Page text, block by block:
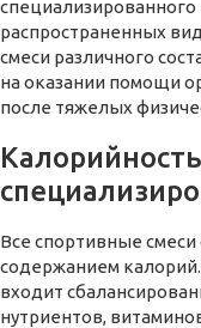
распространенных
смеси различного
на оказании помощи
после тяжелых
Все спортивные
содержанием калорий.
входит
нутриентов,